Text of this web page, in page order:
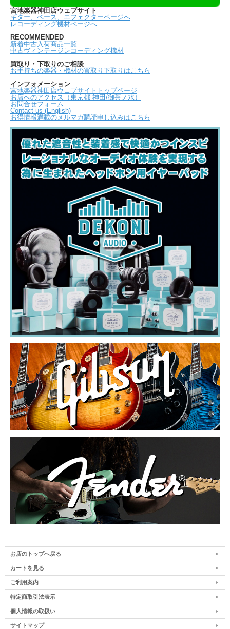
宮地楽器神田店ウェブサイト
ギター、ベース、エフェクターページへ
レコーディング機材ページへ
RECOMMENDED
新着中古入荷商品一覧
中古ヴィンテージレコーディング機材
買取り・下取りのご相談
お手持ちの楽器・機材の買取り下取りはこちら
インフォメーション
宮地楽器神田店ウェブサイトトップページ
お店へのアクセス（東京都 神田/御茶ノ水）
お問合せフォーム
Contact us (English)
お得情報満載のメルマガ購読申し込みはこちら
お店のトップへ戻る
カートを見る
ご利用案内
特定商取引法表示
個人情報の取扱い
サイトマップ